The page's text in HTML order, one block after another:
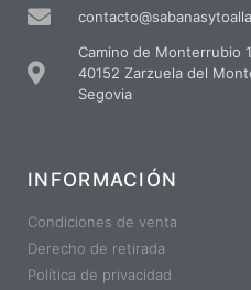
Camino de Monterrubio
40152 Zarzuela del
Segovia
INFORMACIÓN
Condiciones de venta
Derecho de retirada
Política de privacidad